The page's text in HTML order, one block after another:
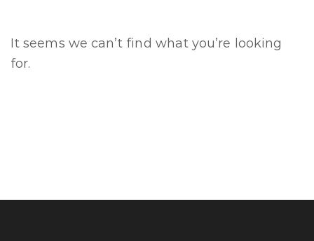
It seems we can’t find what you’re looking
for.